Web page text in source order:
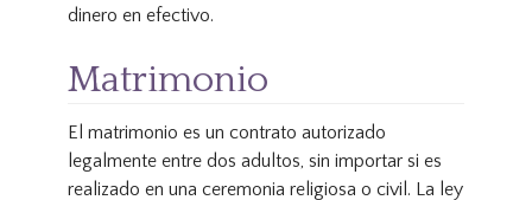
dinero en efectivo.
Matrimonio
El matrimonio es un contrato autorizado
legalmente entre dos adultos, sin importar si es
realizado en una ceremonia religiosa o civil. La ley